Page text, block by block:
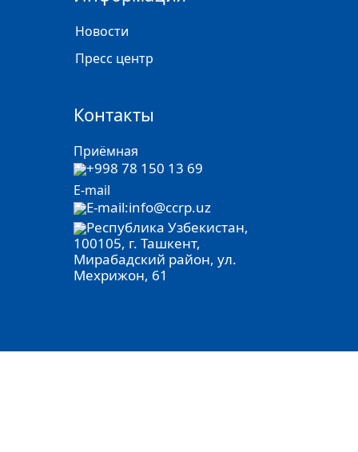
Новости
Пресс центр
Контакты
Приёмная
+998 78 150 13 69
E-mail
E-mail:info@ccrp.uz
Республика Узбекистан,
100105, г. Ташкент,
Мирабадский район, ул.
Мехрижон, 61